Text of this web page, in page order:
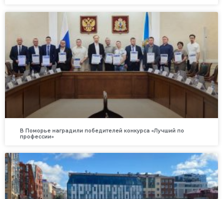
В Поморье наградили победителей конкурса «Лучший по
профессии»